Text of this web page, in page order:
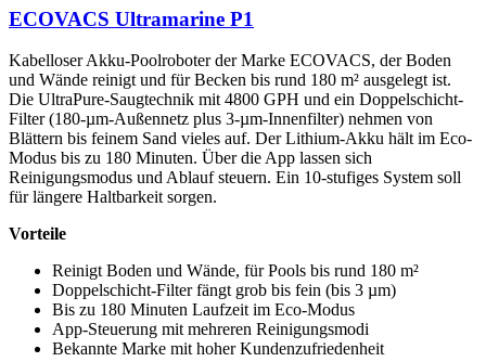
ECOVACS Ultramarine P1
Kabelloser Akku-Poolroboter der Marke ECOVACS, der Boden
und Wände reinigt und für Becken bis rund 180 m² ausgelegt ist.
Die UltraPure-Saugtechnik mit 4800 GPH und ein Doppelschicht-
Filter (180-µm-Außennetz plus 3-µm-Innenfilter) nehmen von
Blättern bis feinem Sand vieles auf. Der Lithium-Akku hält im Eco-
Modus bis zu 180 Minuten. Über die App lassen sich
Reinigungsmodus und Ablauf steuern. Ein 10-stufiges System soll
für längere Haltbarkeit sorgen.
Vorteile
Reinigt Boden und Wände, für Pools bis rund 180 m²
Doppelschicht-Filter fängt grob bis fein (bis 3 µm)
Bis zu 180 Minuten Laufzeit im Eco-Modus
App-Steuerung mit mehreren Reinigungsmodi
Bekannte Marke mit hoher Kundenzufriedenheit